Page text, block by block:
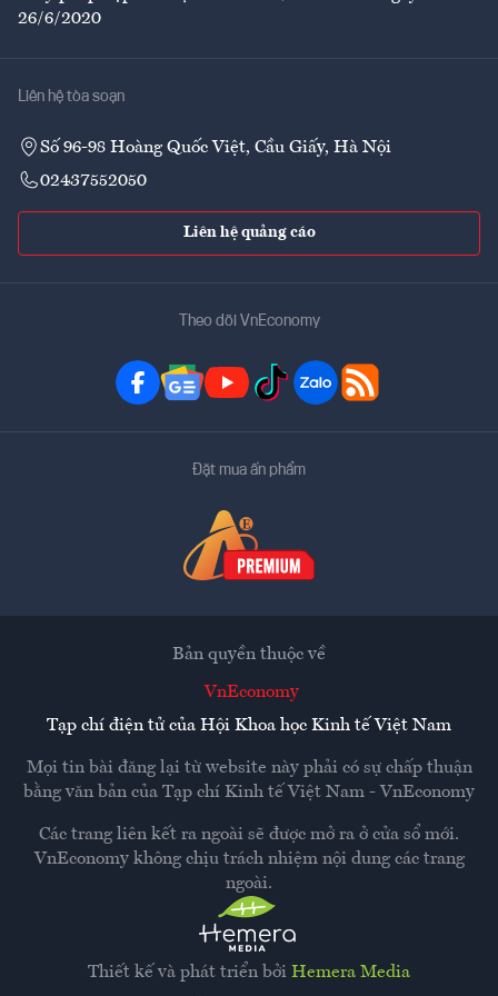
26/6/2020
Liên hệ tòa soạn
Số 96-98 Hoàng Quốc Việt, Cầu Giấy, Hà Nội
02437552050
Liên hệ quảng cáo
Theo dõi VnEconomy
Đặt mua ấn phẩm
Thiết kế và phát triển bởi Hemera Media
Bản quyền thuộc về
VnEconomy
Tạp chí điện tử của Hội Khoa học Kinh tế Việt Nam
Mọi tin bài đăng lại từ website này phải có sự chấp thuận
bằng văn bản của Tạp chí Kinh tế Việt Nam - VnEconomy
Các trang liên kết ra ngoài sẽ được mở ra ở cửa sổ mới.
VnEconomy không chịu trách nhiệm nội dung các trang
ngoài.